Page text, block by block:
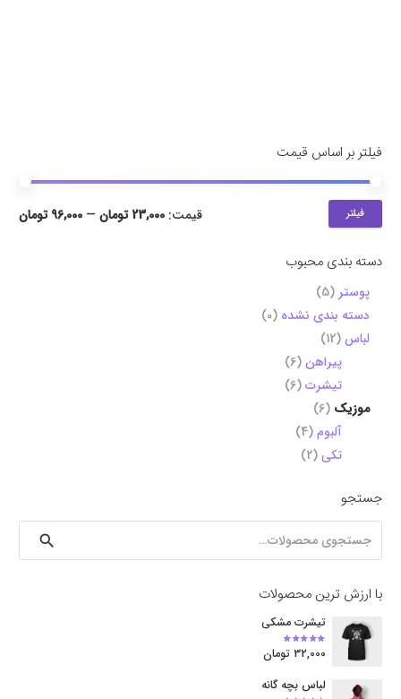
فیلتر بر اساس قیمت
فیلتر قیمت: 23,000 تومان — 96,000 تومان
دسته بندی محبوب
پوستر (5)
دسته بندی نشده (0)
لباس(12)
پیراهن(6)
تیشرت(6)
موزیک (6)
آلبوم(4)
تکی(2)
جستجو
برای:
با ارزش ترین محصولات
تیشرت مشکی
امتیاز5.0032,000 تومان
لباس بچه گانه